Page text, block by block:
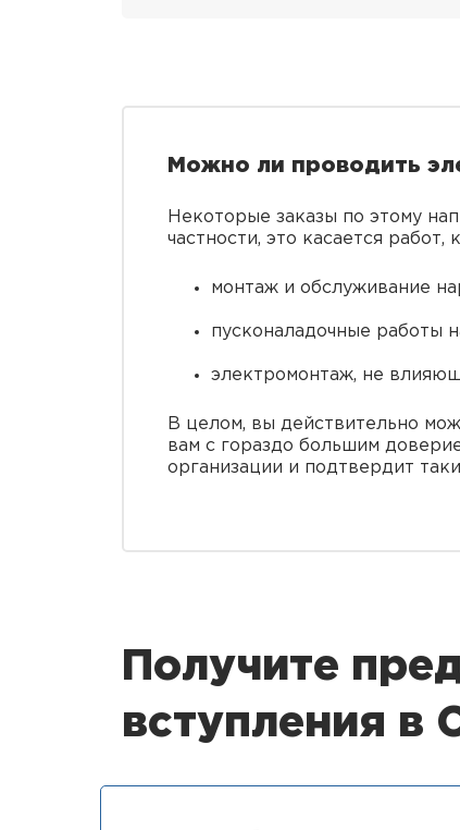
Можно ли проводить
Некоторые заказы по этому
частности, это касается
монтаж и обслуживание
пусконаладочные работы
электромонтаж, не
В целом, вы действительно
вам с гораздо большим
организации и подтвердит
Получите
вступления в